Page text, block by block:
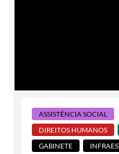
ASSISTÊNCIA SOCIAL
DIREITOS HUMANOS
GABINETE